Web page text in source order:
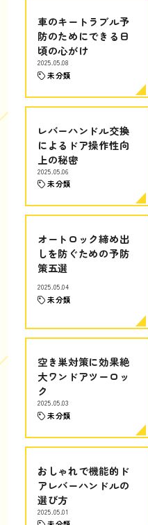
車のキートラブル予
防のためにできる日
頃の心がけ
2025.05.08
未分類
レバーハンドル交換
によるドア操作性向
上の秘密
2025.05.06
未分類
オートロック締め出
しを防ぐための予防
策五選
2025.05.04
未分類
空き巣対策に効果絶
大ワンドアツーロッ
ク
2025.05.03
未分類
おしゃれで機能的ド
アレバーハンドルの
選び方
2025.05.01